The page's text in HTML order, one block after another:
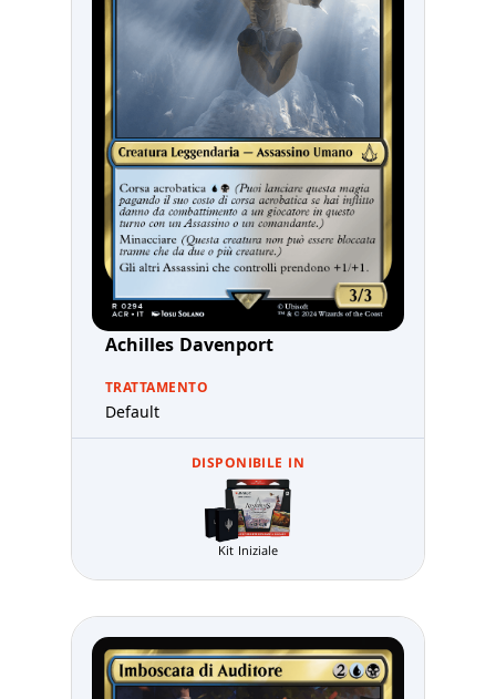
Achilles Davenport
TRATTAMENTO
Default
DISPONIBILE IN
Kit Iniziale